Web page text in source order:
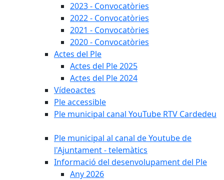
2023 - Convocatòries
2022 - Convocatòries
2021 - Convocatòries
2020 - Convocatòries
Actes del Ple
Actes del Ple 2025
Actes del Ple 2024
Vídeoactes
Ple accessible
Ple municipal canal YouTube RTV Cardedeu
Ple municipal al canal de Youtube de
l'Ajuntament - telemàtics
Informació del desenvolupament del Ple
Any 2026